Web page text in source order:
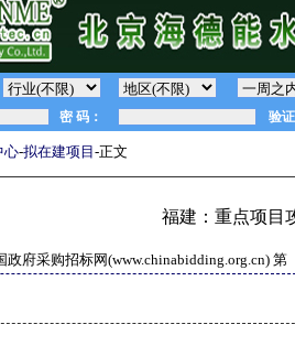
心-拟在建项目 -正文
福建：重点项目
政府采购招标网(www.chinabidding.org.cn) 第